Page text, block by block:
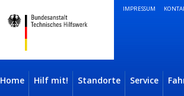
IMPRESSUM
Home Hilf mit! Standorte Service